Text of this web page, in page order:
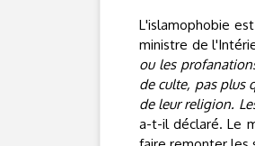
L'islamophobie
ministre de
ou les
de culte, pas plus
de leur religion.
a-t-il déclaré. Le